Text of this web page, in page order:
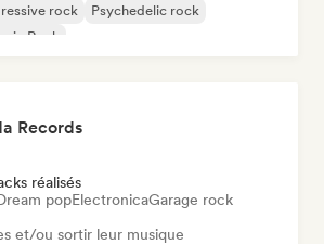
rock
Psychedelic rock
Rock
Records
réalisés
popElectronicaGarage rock
et/ou sortir leur musique